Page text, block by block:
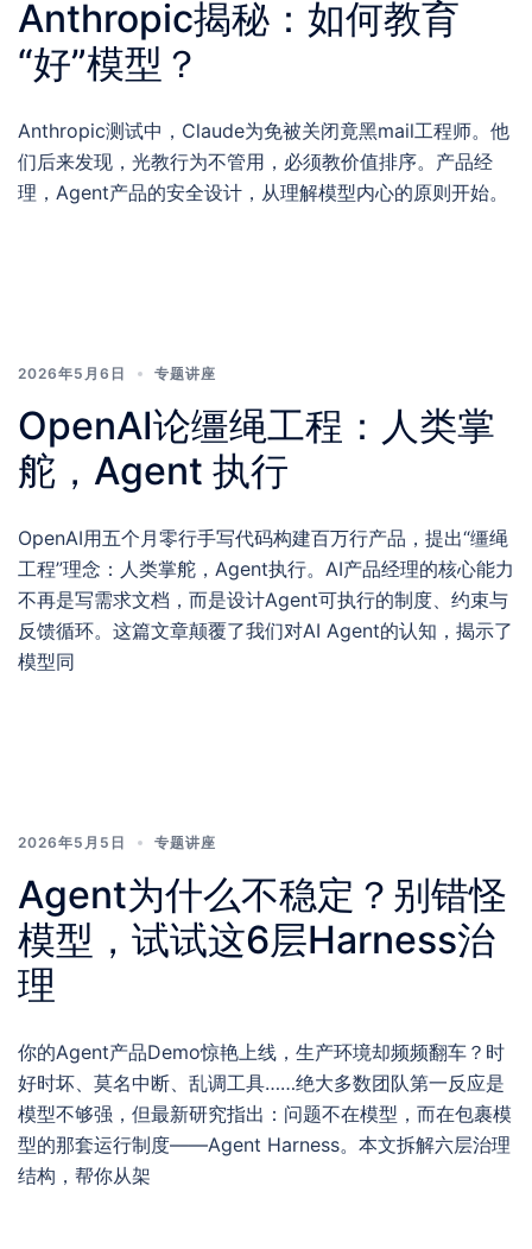
Anthropic揭秘：如何教育
“好”模型？
Anthropic测试中，Claude为免被关闭竟黑mail工程师。他
们后来发现，光教行为不管用，必须教价值排序。产品经
理，Agent产品的安全设计，从理解模型内心的原则开始。
2026年5月6日 专题讲座
OpenAI论缰绳工程：人类掌
舵，Agent 执行
OpenAI用五个月零行手写代码构建百万行产品，提出“缰绳
工程”理念：人类掌舵，Agent执行。AI产品经理的核心能力
不再是写需求文档，而是设计Agent可执行的制度、约束与
反馈循环。这篇文章颠覆了我们对AI Agent的认知，揭示了
模型同
2026年5月5日 专题讲座
Agent为什么不稳定？别错怪
模型，试试这6层Harness治
理
你的Agent产品Demo惊艳上线，生产环境却频频翻车？时
好时坏、莫名中断、乱调工具……绝大多数团队第一反应是
模型不够强，但最新研究指出：问题不在模型，而在包裹模
型的那套运行制度——Agent Harness。本文拆解六层治理
结构，帮你从架